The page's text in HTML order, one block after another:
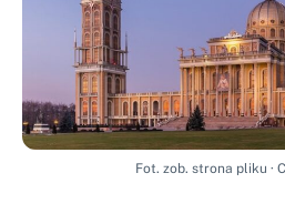
Fot. zob. strona pliku ·